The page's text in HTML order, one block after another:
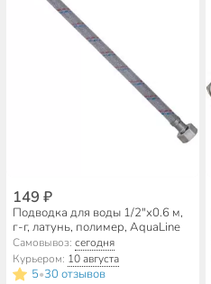
149 ₽
Подводка для воды 1/2"х0.6 м,
г-г, латунь, полимер, AquaLine
Самовывоз:сегодня
Курьером: 10 августа
5•30 отзывов